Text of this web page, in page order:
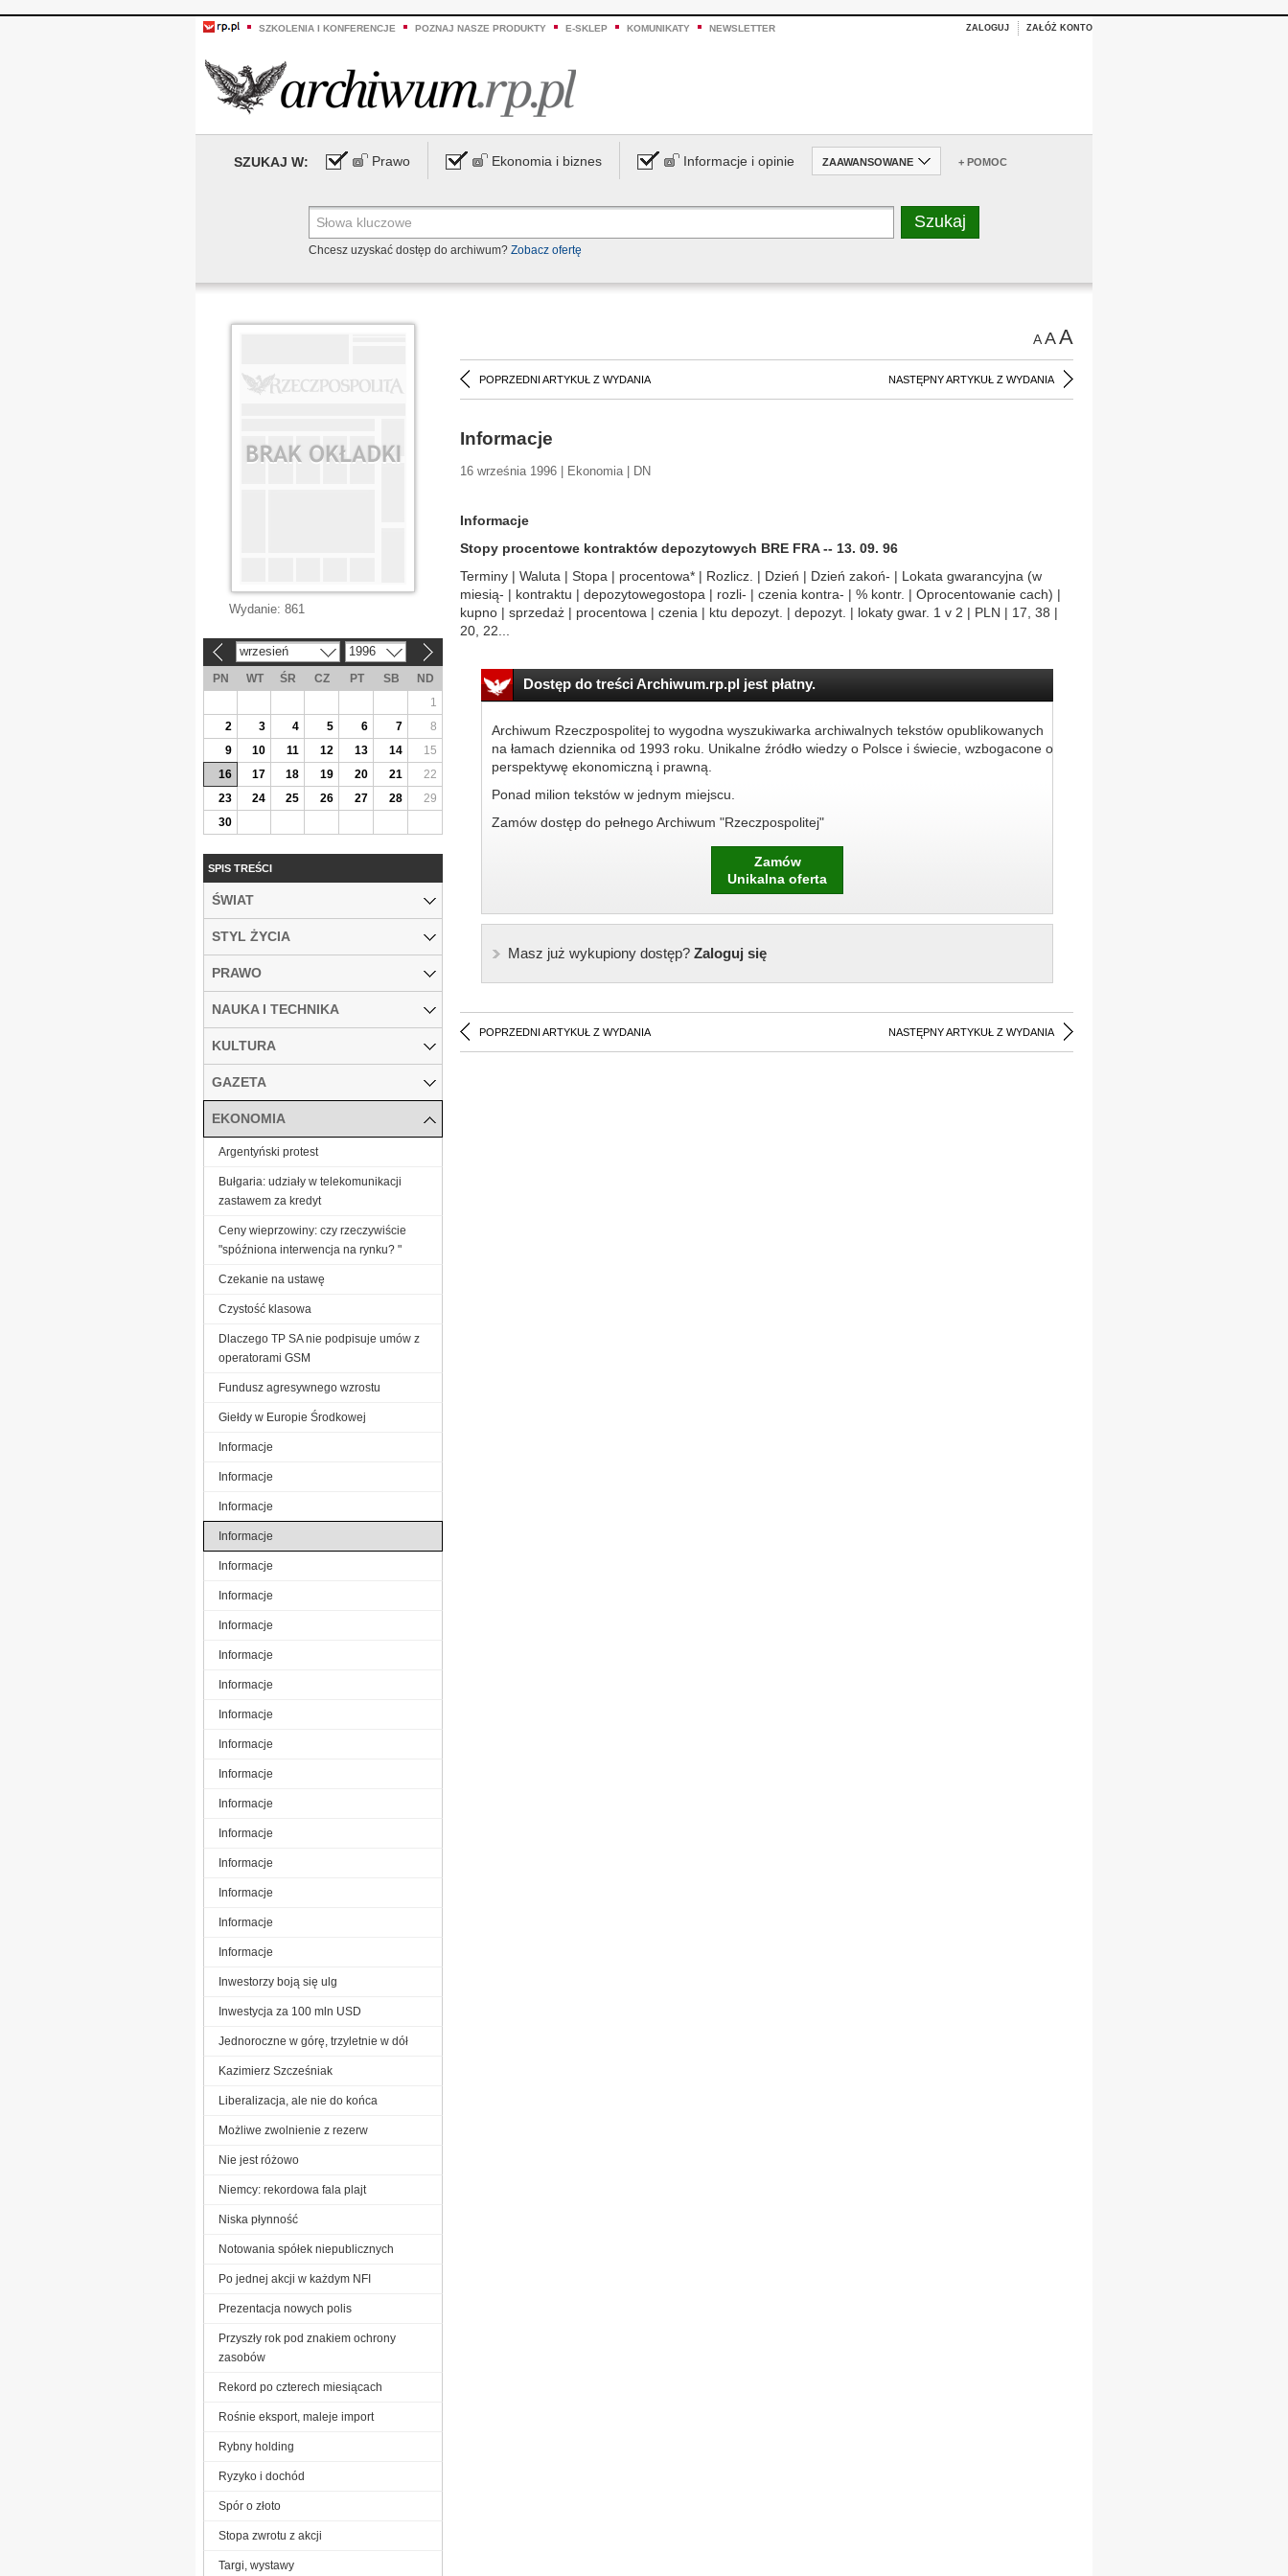
SZKOLENIA I KONFERENCJE POZNAJ NASZE PRODUKTY E-SKLEP KOMUNIKATY NEWSLETTER ZALOGUJ ZAŁÓŻ KONTO
SZUKAJ W: Prawo Ekonomia i biznes Informacje i opinie ZAAWANSOWANE + POMOC
Chcesz uzyskać dostęp do archiwum? Zobacz ofertę
AAA
POPRZEDNI ARTYKUŁ Z WYDANIA NASTĘPNY ARTYKUŁ Z WYDANIA
Informacje
16 września 1996 | Ekonomia | DN
Informacje
Stopy procentowe kontraktów depozytowych BRE FRA -- 13. 09. 96
Terminy | Waluta | Stopa | procentowa* | Rozlicz. | Dzień | Dzień zakoń- | Lokata gwarancyjna (w
miesią- | kontraktu | depozytowegostopa | rozli- | czenia kontra- | % kontr. | Oprocentowanie cach) |
kupno | sprzedaż | procentowa | czenia | ktu depozyt. | depozyt. | lokaty gwar. 1 v 2 | PLN | 17, 38 |
20, 22...
Dostęp do treści Archiwum.rp.pl jest płatny.
Archiwum Rzeczpospolitej to wygodna wyszukiwarka archiwalnych tekstów opublikowanych
na łamach dziennika od 1993 roku. Unikalne źródło wiedzy o Polsce i świecie, wzbogacone o
perspektywę ekonomiczną i prawną.
Ponad milion tekstów w jednym miejscu.
Zamów dostęp do pełnego Archiwum "Rzeczpospolitej"
Zamów
Unikalna oferta
Masz już wykupiony dostęp?Zaloguj się
POPRZEDNI ARTYKUŁ Z WYDANIA NASTĘPNY ARTYKUŁ Z WYDANIA
Wydanie: 861
wrzesień 1996
PN WT ŚR CZ PT SB
ND
1
2
3 4 5 6 7
8
9
10 11 12 13 14
15
16
17 18 19 20 21
22
23
24 25 26 27 28
29
30
SPIS TREŚCI
ŚWIAT
STYL ŻYCIA
PRAWO
NAUKA I TECHNIKA
KULTURA
GAZETA
EKONOMIA
Argentyński protest
Bułgaria: udziały w telekomunikacji
zastawem za kredyt
Ceny wieprzowiny: czy rzeczywiście
"spóźniona interwencja na rynku? "
Czekanie na ustawę
Czystość klasowa
Dlaczego TP SA nie podpisuje umów z
operatorami GSM
Fundusz agresywnego wzrostu
Giełdy w Europie Środkowej
Informacje
Informacje
Informacje
Informacje
Informacje
Informacje
Informacje
Informacje
Informacje
Informacje
Informacje
Informacje
Informacje
Informacje
Informacje
Informacje
Informacje
Informacje
Inwestorzy boją się ulg
Inwestycja za 100 mln USD
Jednoroczne w górę, trzyletnie w dół
Kazimierz Szcześniak
Liberalizacja, ale nie do końca
Możliwe zwolnienie z rezerw
Nie jest różowo
Niemcy: rekordowa fala plajt
Niska płynność
Notowania spółek niepublicznych
Po jednej akcji w każdym NFI
Prezentacja nowych polis
Przyszły rok pod znakiem ochrony
zasobów
Rekord po czterech miesiącach
Rośnie eksport, maleje import
Rybny holding
Ryzyko i dochód
Spór o złoto
Stopa zwrotu z akcji
Targi, wystawy